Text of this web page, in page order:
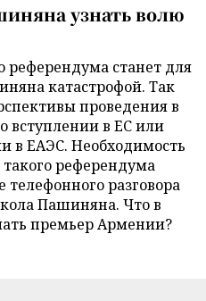
узнать волю
референдума станет для
катастрофой. Так
проведения в
вступлении в ЕС или
в ЕАЭС. Необходимость
референдума
разговора
Пашиняна. Что в
премьер Армении?